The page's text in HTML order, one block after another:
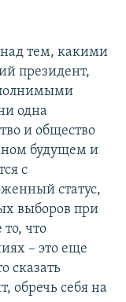
тем, какими
президент,
одна
и общество
будущем и
с
статус,
выборов при
что
– это еще
сказать
обречь себя на